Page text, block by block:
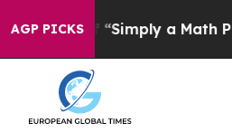
AGP PICKS
off “Simply a Math Problem